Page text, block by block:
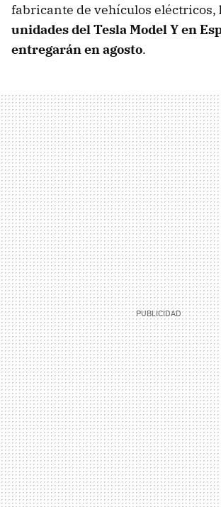
fabricante de vehículos eléctricos,
unidades del Tesla Model Y en
entregarán en agosto.